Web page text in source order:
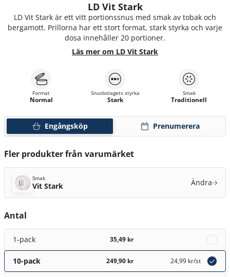
LD Vit Stark
LD Vit Stark är ett vitt portionssnus med smak av tobak och
bergamott. Prillorna har ett stort format, stark styrka och varje
dosa innehåller 20 portioner.
Läs mer om LD Vit Stark
Engångsköp Prenumerera
Format
Normal
Snusbolagets styrka
Stark
Smak
Traditionell
Fler produkter från varumärket
Smak
Vit Stark Ändra
Antal
1-pack 35,49 kr
10-pack 249,90 kr 24,99 kr/st